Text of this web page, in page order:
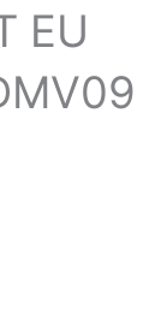
EU